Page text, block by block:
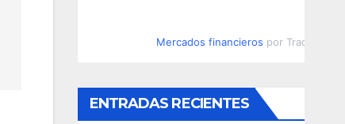
Mercados financieros por
ENTRADAS RECIENTES